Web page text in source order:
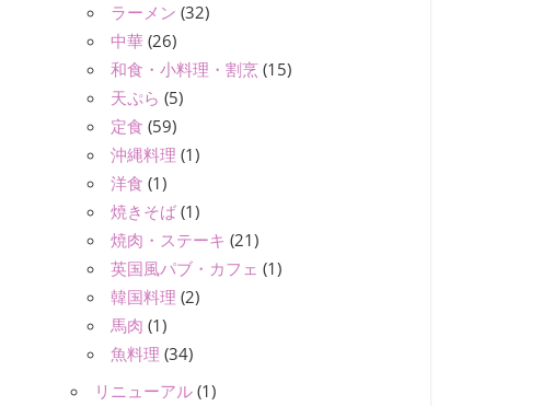
ラーメン (32)
中華 (26)
和食・小料理・割烹 (15)
天ぷら (5)
定食 (59)
沖縄料理 (1)
洋食 (1)
焼きそば (1)
焼肉・ステーキ (21)
英国風パブ・カフェ (1)
韓国料理 (2)
馬肉 (1)
魚料理 (34)
リニューアル (1)